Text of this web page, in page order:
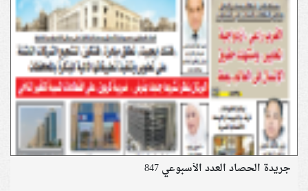
جريدة الحصاد العدد الأسبوعي 847